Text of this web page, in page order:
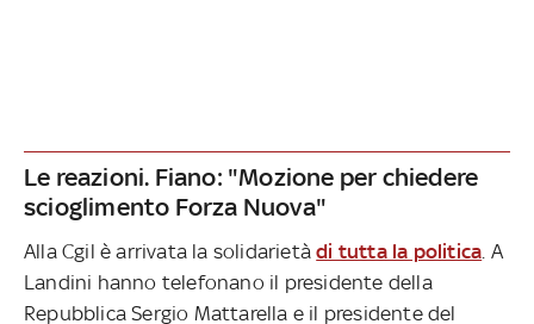
Le reazioni. Fiano: "Mozione per chiedere
scioglimento Forza Nuova"
Alla Cgil è arrivata la solidarietàdi tutta la politica . A
Landini hanno telefonano il presidente della
Repubblica Sergio Mattarella e il presidente del